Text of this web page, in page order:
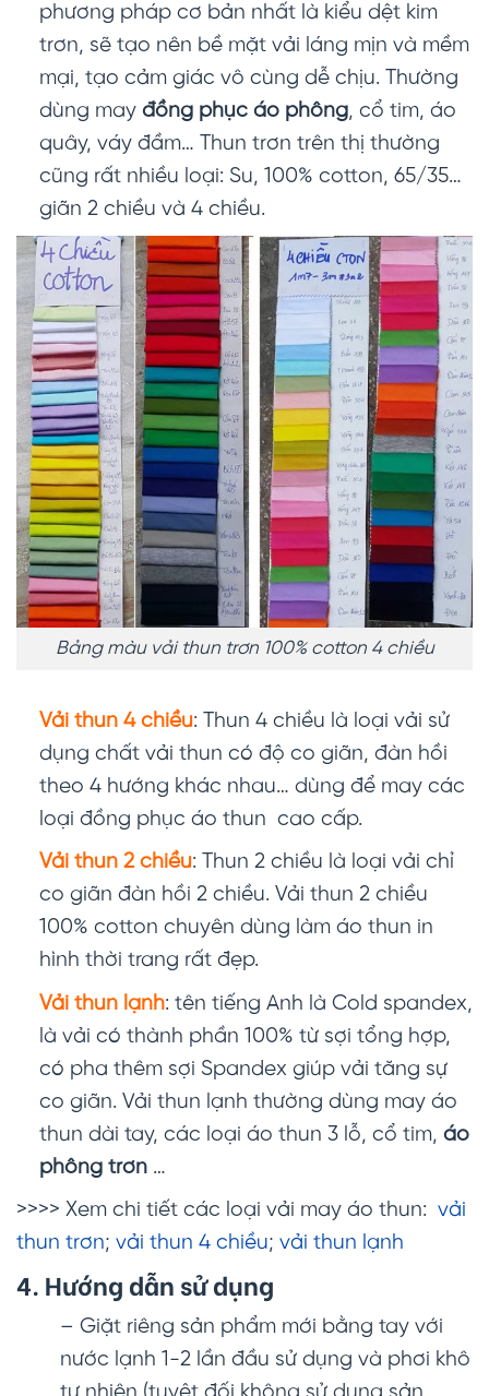
phương pháp cơ bản nhất là kiểu dệt kim
trơn, sẽ tạo nên bề mặt vải láng mịn và mềm
mại, tạo cảm giác vô cùng dễ chịu. Thường
dùng may đồng phục áo phông, cổ tim, áo
quây, váy đầm… Thun trơn trên thị thường
cũng rất nhiều loại: Su, 100% cotton, 65/35…
giãn 2 chiều và 4 chiều.
Bảng màu vải thun trơn 100% cotton 4 chiều
Vải thun 4 chiều: Thun 4 chiều là loại vải sử
dụng chất vải thun có độ co giãn, đàn hồi
theo 4 hướng khác nhau… dùng để may các
loại đồng phục áo thun cao cấp.
Vải thun 2 chiều: Thun 2 chiều là loại vải chỉ
co giãn đàn hồi 2 chiều. Vải thun 2 chiều
100% cotton chuyên dùng làm áo thun in
hình thời trang rất đẹp.
Vải thun lạnh: tên tiếng Anh là Cold spandex,
là vải có thành phần 100% từ sợi tổng hợp,
có pha thêm sợi Spandex giúp vải tăng sự
co giãn. Vải thun lạnh thường dùng may áo
thun dài tay, các loại áo thun 3 lỗ, cổ tim, áo
phông trơn …
>>>> Xem chi tiết các loại vải may áo thun: vải
thun trơn; vải thun 4 chiều; vải thun lạnh
4. Hướng dẫn sử dụng
– Giặt riêng sản phẩm mới bằng tay với
nước lạnh 1-2 lần đầu sử dụng và phơi khô